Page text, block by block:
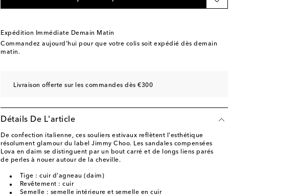
EU 40.5 Stock faible
EU 42 Stock faible
Expédition Immédiate Demain Matin
Commandez aujourd’hui pour que votre colis soit expédié dès demain
matin.
Livraison offerte sur les commandes dès €300
Détails De L'article
De confection italienne, ces souliers estivaux reflètent l'esthétique
résolument glamour du label Jimmy Choo. Les sandales compensées
Lova en daim se distinguent par un bout carré et de longs liens parés
de perles à nouer autour de la cheville.
Tige : cuir d'agneau (daim)
Revêtement : cuir
Semelle : semelle intérieure et semelle en cuir